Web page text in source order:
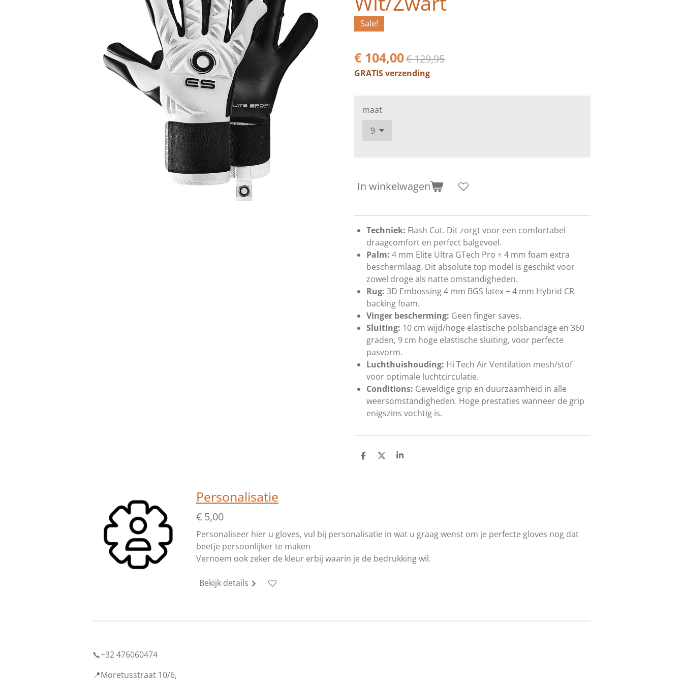
Sale!
€ 104,00€ 129,95
GRATIS verzending
maat
In winkelwagen
Techniek: Flash Cut. Dit zorgt voor een comfortabel
draagcomfort en perfect balgevoel.
Palm: 4 mm Elite Ultra GTech Pro + 4 mm foam extra
beschermlaag. Dit absolute top model is geschikt voor
zowel droge als natte omstandigheden.
Rug: 3D Embossing 4 mm BGS latex + 4 mm Hybrid CR
backing foam.
Vinger bescherming: Geen finger saves.
Sluiting: 10 cm wijd/hoge elastische polsbandage en 360
graden, 9 cm hoge elastische sluiting, voor perfecte
pasvorm.
Luchthuishouding: Hi Tech Air Ventilation mesh/stof
voor optimale luchtcirculatie.
Conditions: Geweldige grip en duurzaamheid in alle
weersomstandigheden. Hoge prestaties wanneer de grip
enigszins vochtig is.
D
D
S
Personalisatie
€ 5,00
Personaliseer hier u gloves, vul bij personalisatie in wat u graag wenst om je perfecte gloves nog dat
beetje persoonlijker te maken
Vernoem ook zeker de kleur erbij waarin je de bedrukking wil.
Bekijk details
📞+32 476060474
📍Moretusstraat 10/6,